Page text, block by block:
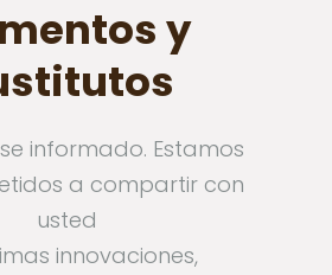
y
informado. Estamos
a compartir con
usted
innovaciones,